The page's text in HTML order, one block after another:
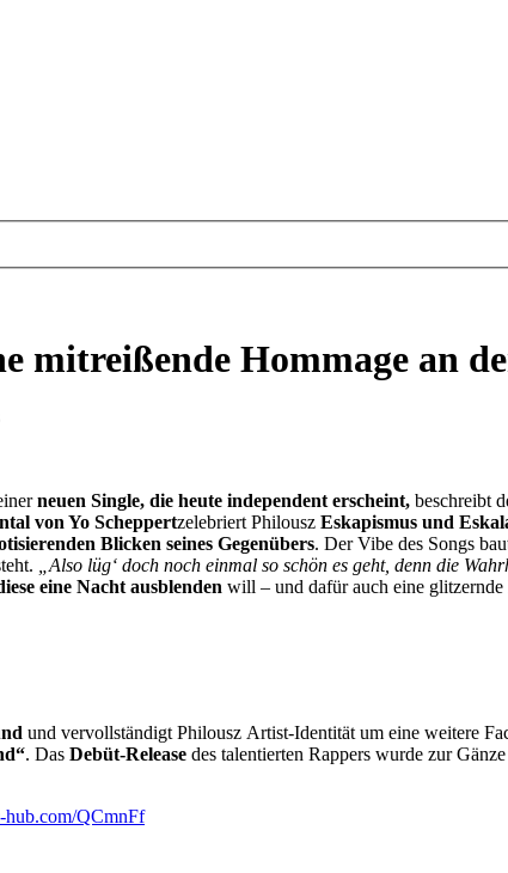
mitreißende Hommage an
neuen Single, die heute independent erscheint, beschreibt
von Yo Scheppertzelebriert Philousz Eskapismus und
Blicken seines Gegenübers. Der Vibe des Songs
„Also lüg‘ doch noch einmal so schön es geht, denn die
eine Nacht ausblenden will – und dafür auch eine
und vervollständigt Philousz Artist-Identität um eine weitere
. Das Debüt-Release des talentierten Rappers wurde zur Gänze
hub.com/QCmnFf